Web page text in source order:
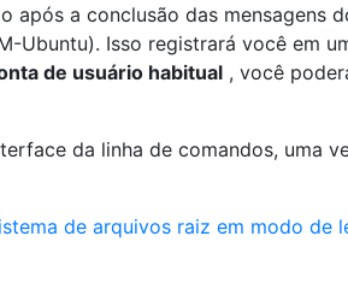
após a conclusão das mensagens
Ubuntu). Isso registrará você em
de usuário habitual , você
da linha de comandos, uma
de arquivos raiz em modo de